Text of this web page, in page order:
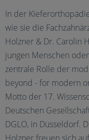
In der
wie sie die
Holzner & Dr. Carolin
jungen Menschen
zentrale Rolle der
beyond - for modern
Motto der 17.
Deutschen
DGLO, in Düsseldorf.